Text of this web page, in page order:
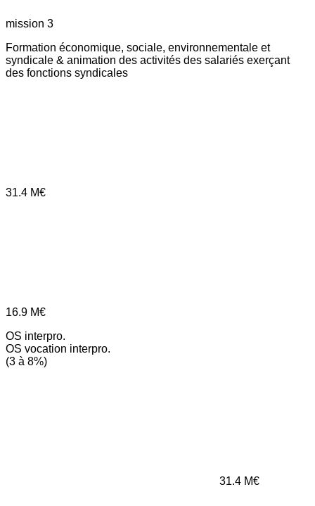
mission 3
Formation économique, sociale, environnementale et
syndicale & animation des activités des salariés exerçant
des fonctions syndicales
31.4 M€
16.9 M€
OS interpro.
OS vocation interpro.
(3 à 8%)
31.4 M€